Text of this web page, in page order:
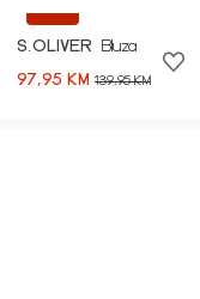
S.OLIVER
Bluza
97,95 KM 139,95 KM